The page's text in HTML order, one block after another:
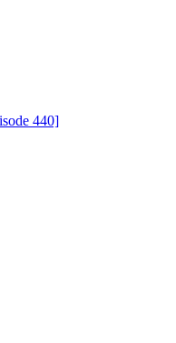
440]